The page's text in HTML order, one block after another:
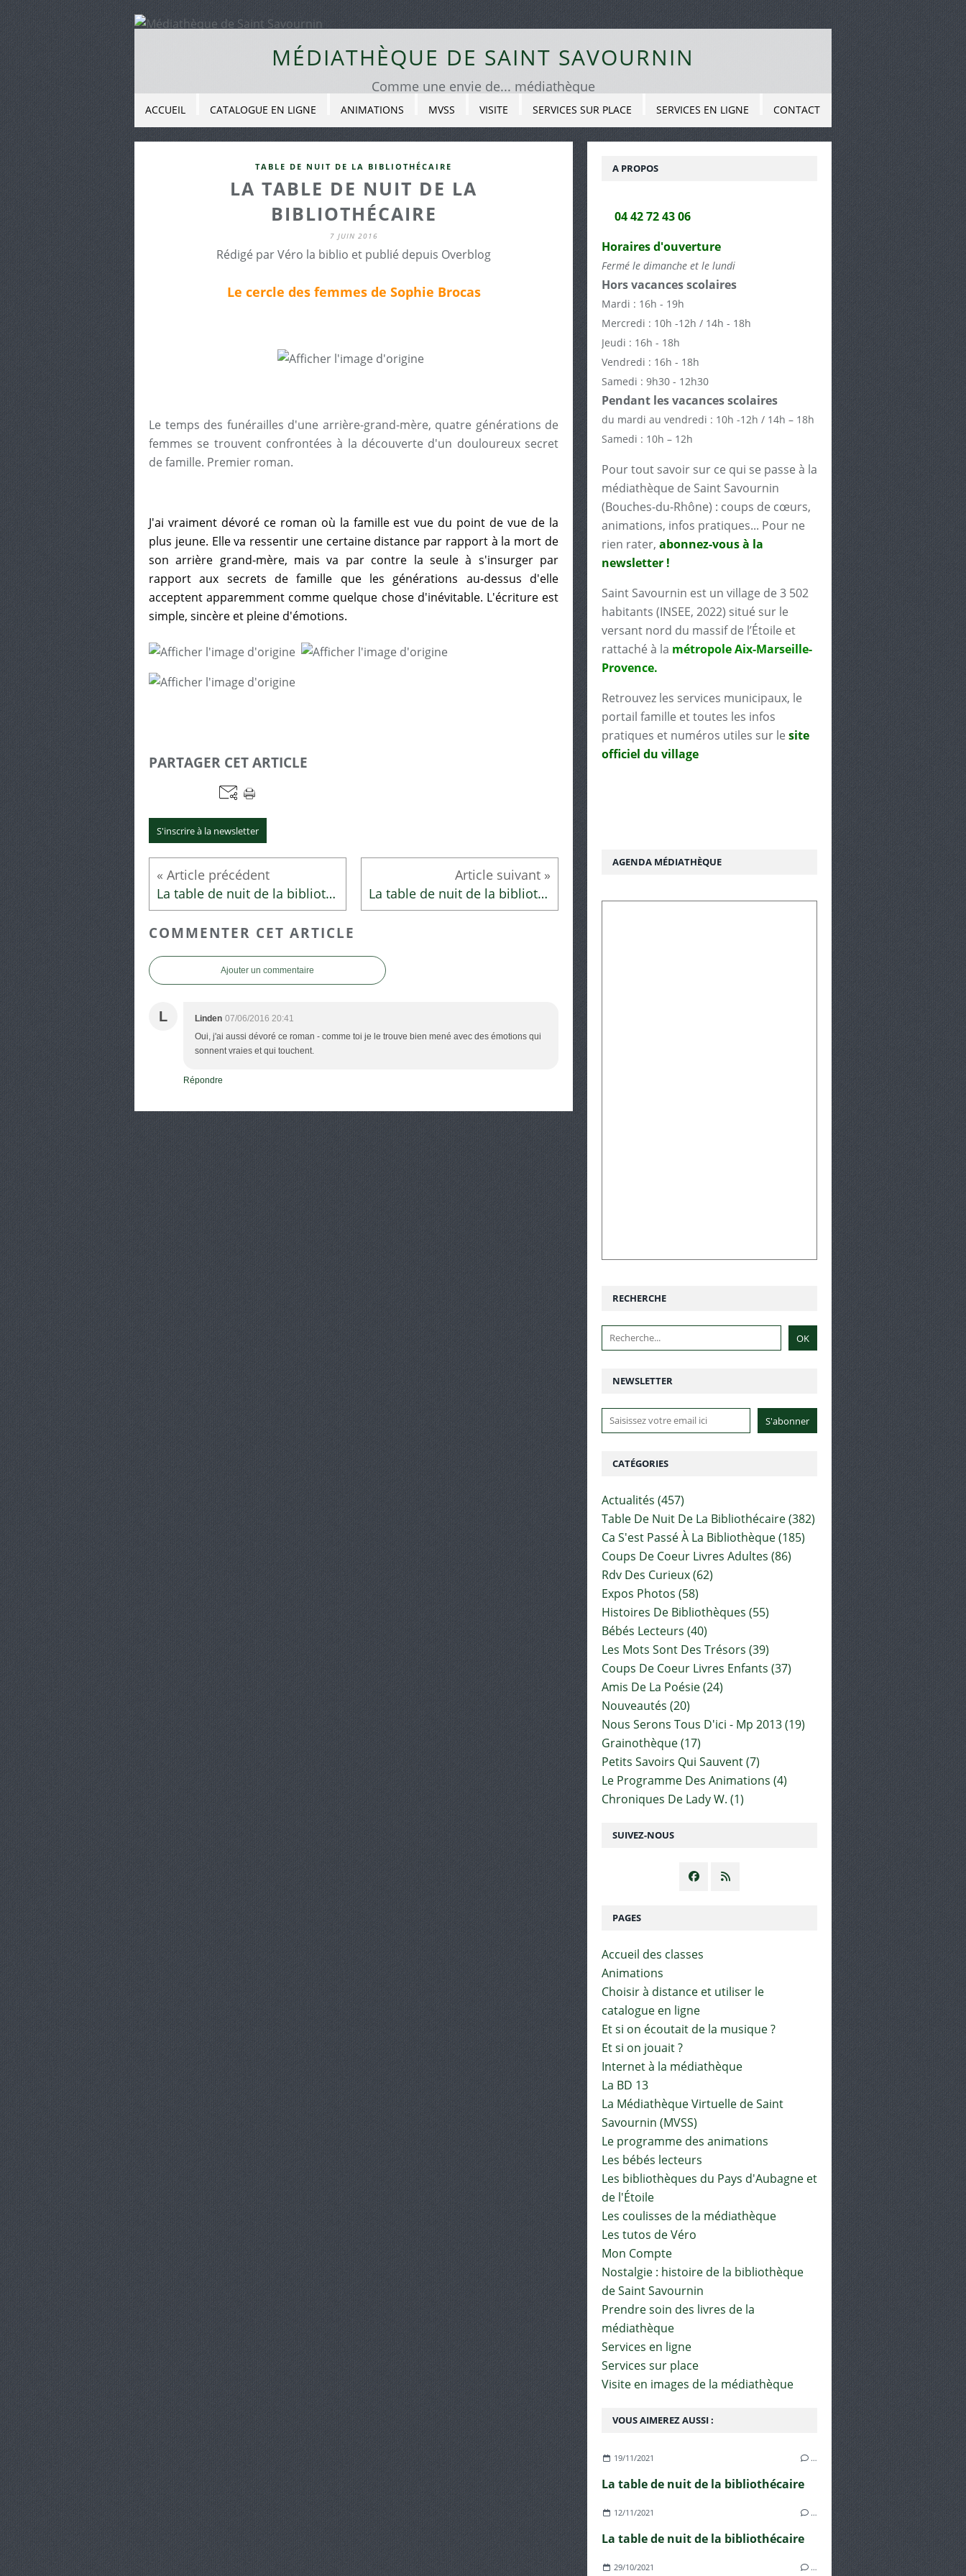
MÉDIATHÈQUE DE SAINT SAVOURNIN
Comme une envie de... médiathèque
ACCUEIL CATALOGUE EN LIGNE ANIMATIONS MVSS VISITE SERVICES SUR PLACE SERVICES EN LIGNE CONTACT
TABLE DE NUIT DE LA BIBLIOTHÉCAIRE
LA TABLE DE NUIT DE LA
BIBLIOTHÉCAIRE
7 JUIN 2016
Rédigé par Véro la biblio et publié depuis Overblog
Le cercle des femmes de Sophie Brocas
Le temps des funérailles d'une arrière-grand-mère, quatre générations de
femmes se trouvent confrontées à la découverte d'un douloureux secret
de famille. Premier roman.
J'ai vraiment dévoré ce roman où la famille est vue du point de vue de la
plus jeune. Elle va ressentir une certaine distance par rapport à la mort de
son arrière grand-mère, mais va par contre la seule à s'insurger par
rapport aux secrets de famille que les générations au-dessus d'elle
acceptent apparemment comme quelque chose d'inévitable. L'écriture est
simple, sincère et pleine d'émotions.
PARTAGER CET ARTICLE
S'inscrire à la newsletter
La table de nuit de la bibliothécaire La table de nuit de la bibliothécaire
COMMENTER CET ARTICLE
Ajouter un commentaire
L Linden 07/06/2016 20:41
Oui, j'ai aussi dévoré ce roman - comme toi je le trouve bien mené avec des émotions qui
sonnent vraies et qui touchent.
Répondre
NEWSLETTER
SUIVEZ-NOUS
RECHERCHE
VOUS AIMEREZ AUSSI :
19/11/2021 …
La table de nuit de la bibliothécaire
12/11/2021 …
La table de nuit de la bibliothécaire
29/10/2021 …
PAGES
Accueil des classes
Animations
Choisir à distance et utiliser le
catalogue en ligne
Et si on écoutait de la musique ?
Et si on jouait ?
Internet à la médiathèque
La BD 13
La Médiathèque Virtuelle de Saint
Savournin (MVSS)
Le programme des animations
Les bébés lecteurs
Les bibliothèques du Pays d'Aubagne et
de l'Étoile
Les coulisses de la médiathèque
Les tutos de Véro
Mon Compte
Nostalgie : histoire de la bibliothèque
de Saint Savournin
Prendre soin des livres de la
médiathèque
Services en ligne
Services sur place
Visite en images de la médiathèque
CATÉGORIES
Actualités (457)
Table De Nuit De La Bibliothécaire(382)
Ca S'est Passé À La Bibliothèque(185)
Coups De Coeur Livres Adultes (86)
Rdv Des Curieux(62)
Expos Photos (58)
Histoires De Bibliothèques (55)
Bébés Lecteurs (40)
Les Mots Sont Des Trésors (39)
Coups De Coeur Livres Enfants (37)
Amis De La Poésie(24)
Nouveautés (20)
Nous Serons Tous D'ici - Mp 2013(19)
Grainothèque(17)
Petits Savoirs Qui Sauvent(7)
Le Programme Des Animations (4)
Chroniques De Lady W. (1)
A PROPOS
04 42 72 43 06
Horaires d'ouverture
Fermé le dimanche et le lundi
Hors vacances scolaires
Mardi : 16h - 19h
Mercredi : 10h -12h / 14h - 18h
Jeudi : 16h - 18h
Vendredi : 16h - 18h
Samedi : 9h30 - 12h30
Pendant les vacances scolaires
du mardi au vendredi : 10h -12h / 14h – 18h
Samedi : 10h – 12h
Pour tout savoir sur ce qui se passe à la
médiathèque de Saint Savournin
(Bouches-du-Rhône) : coups de cœurs,
animations, infos pratiques... Pour ne
rien rater, abonnez-vous à la
newsletter !
Saint Savournin est un village de 3 502
habitants (INSEE, 2022) situé sur le
versant nord du massif de l’Étoile et
rattaché à la métropole Aix-Marseille-
Provence.
Retrouvez les services municipaux, le
portail famille et toutes les infos
pratiques et numéros utiles sur le site
officiel du village
AGENDA MÉDIATHÈQUE